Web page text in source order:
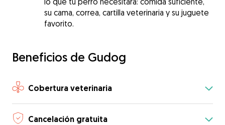
su cama, correa, cartilla veterinaria y su juguete
favorito.
Beneficios de Gudog
Cobertura veterinaria
Cancelación gratuita